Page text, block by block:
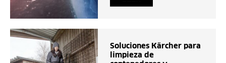
Soluciones Kärcher para
limpieza de